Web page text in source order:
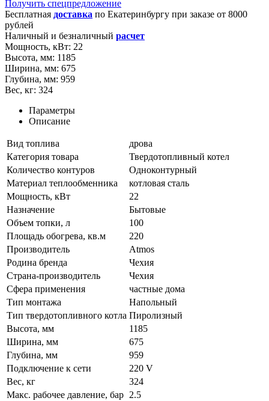
Получить спецпредложение
Бесплатная доставка по Екатеринбургу при заказе от 8000
рублей
Наличный и безналичный расчет
Мощность, кВт: 22
Высота, мм: 1185
Ширина, мм: 675
Глубина, мм: 959
Вес, кг: 324
Параметры
Описание
Вид топлива
дрова
Категория товара
Твердотопливный котел
Количество контуров
Одноконтурный
Материал теплообменника
котловая сталь
Мощность, кВт
22
Назначение
Бытовые
Объем топки, л
100
Площадь обогрева, кв.м
220
Производитель
Atmos
Родина бренда
Чехия
Страна-производитель
Чехия
Сфера применения
частные дома
Тип монтажа
Напольный
Тип твердотопливного котла Пиролизный
Высота, мм
1185
Ширина, мм
675
Глубина, мм
959
Подключение к сети
220 V
Вес, кг
324
Макс. рабочее давление, бар 2.5